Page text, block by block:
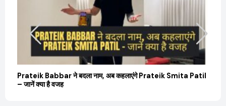
Prateik Babbar ने बदला नाम, अब कहलाएंगे Prateik Smita Patil
– जानें क्या है वजह